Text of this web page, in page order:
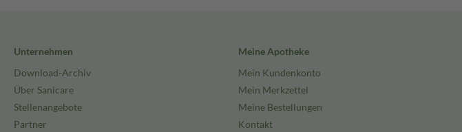
Unternehmen
Download-Archiv
Über Sanicare
Stellenangebote
Partner
Meine Apotheke
Mein Kundenkonto
Mein Merkzettel
Meine Bestellungen
Kontakt